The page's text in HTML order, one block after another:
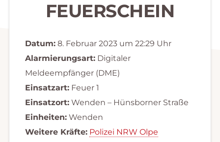
FEUERSCHEIN
Datum:8. Februar 2023 um 22:29 Uhr
Alarmierungsart:Digitaler
Meldeempfänger (DME)
Einsatzart:Feuer 1
Einsatzort:Wenden – Hünsborner Straße
Einheiten:Wenden
Weitere Kräfte: Polizei NRW Olpe